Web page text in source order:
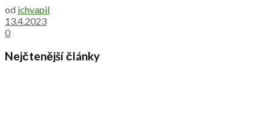
od jchvapil
13.4.2023
0
Nejčtenější články